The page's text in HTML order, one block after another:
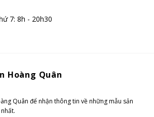
7: 8h - 20h30
Hoàng Quân
Quân để nhận thông tin về những mẫu sản